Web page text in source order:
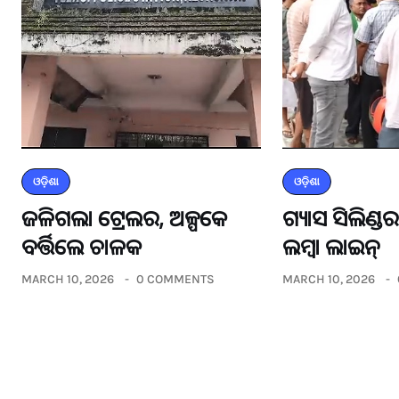
ଓଡ଼ିଶା
ଜଳିଗଲା ଟ୍ରେଲର, ଅଳ୍ପକେ
ବର୍ତ୍ତିଲେ ଚାଳକ
MARCH 10, 2026 0 COMMENTS
ଓଡ଼ିଶା
ଗ୍ୟାସ
ଲମ୍ବା ଲାଇନ୍
MARCH 10, 2026